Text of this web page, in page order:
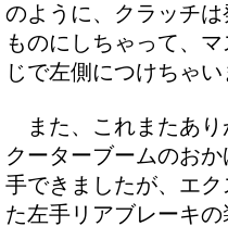
のように、クラッチ
ものにしちゃって、
じで左側につけちゃ
また、これまたあり
クーターブームのお
手できましたが、エ
た左手リアブレーキ